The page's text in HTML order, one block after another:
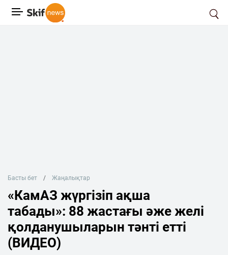
Басты бет Жаңалықтар
«КамАЗ жүргізіп ақша
табады»: 88 жастағы әже желі
қолданушыларын тәнті етті
(ВИДЕО)